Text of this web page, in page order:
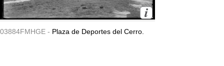
03884FMHGE - Plaza de Deportes del Cerro.